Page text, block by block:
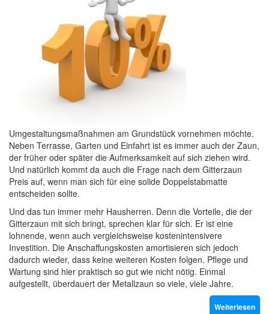
Umgestaltungsmaßnahmen am Grundstück vornehmen möchte.
Neben Terrasse, Garten und Einfahrt ist es immer auch der Zaun,
der früher oder später die Aufmerksamkeit auf sich ziehen wird.
Und natürlich kommt da auch die Frage nach dem Gitterzaun
Preis auf, wenn man sich für eine solide Doppelstabmatte
entscheiden sollte.
Und das tun immer mehr Hausherren. Denn die Vorteile, die der
Gitterzaun mit sich bringt, sprechen klar für sich. Er ist eine
lohnende, wenn auch vergleichsweise kostenintensivere
Investition. Die Anschaffungskosten amortisieren sich jedoch
dadurch wieder, dass keine weiteren Kosten folgen. Pflege und
Wartung sind hier praktisch so gut wie nicht nötig. Einmal
aufgestellt, überdauert der Metallzaun so viele, viele Jahre.
Weiterlesen